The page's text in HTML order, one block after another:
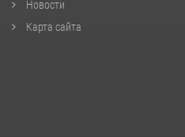
Новости
Карта сайта